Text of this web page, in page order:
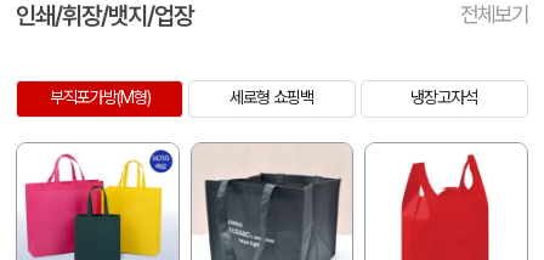
인쇄/휘장/뱃지/업장 전체보기
부직포가방(M형) 세로형 쇼핑백 냉장고자석